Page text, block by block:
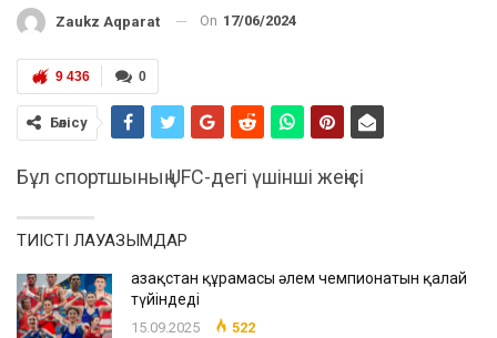
Zaukz Aqparat On 17/06/2024
0
9 436
Бөлісу
Бұл спортшының UFC-дегі үшінші жеңісі
ТИІСТІ ЛАУАЗЫМДАР
Қазақстан құрамасы әлем чемпионатын қалай
түйіндеді
15.09.2025 522